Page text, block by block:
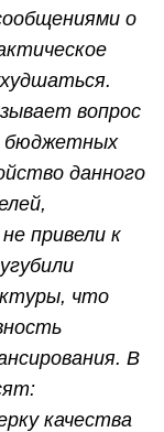
о
вопрос
бюджетных
данного
привели к
что
В
качества